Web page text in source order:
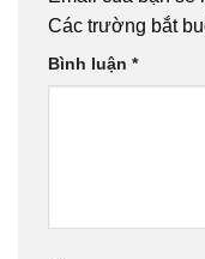
Các trường bắt
Bình luận *